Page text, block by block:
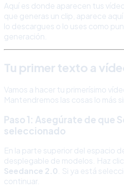
Aquí es donde aparecen tus
que generas un clip, aparece
lo descargues o lo uses como
generación.
Tu primer texto a
Vamos a hacer tu primerísimo
Mantendremos las cosas lo más
Paso 1: Asegúrate de que
seleccionado
En la parte superior del espacio
desplegable de modelos. Haz
Seedance 2.0. Si ya está
continuar.